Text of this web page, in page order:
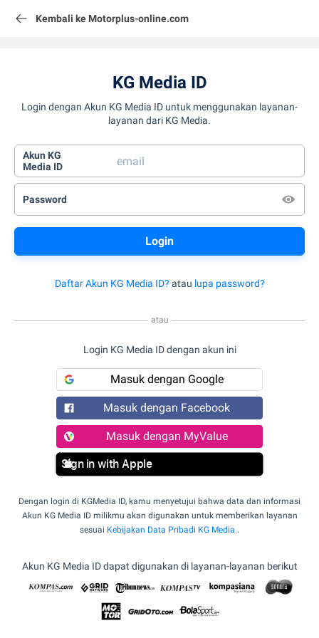
Kembali ke Motorplus-online.com
KG Media ID
Login dengan Akun KG Media ID untuk menggunakan layanan-
layanan dari KG Media.
Akun KG
Media ID
Password
Daftar Akun KG Media ID? atau lupa password?
atau
Login KG Media ID dengan akun ini
Masuk dengan Google
Masuk dengan Facebook
Masuk dengan MyValue
Sign in with Apple
Dengan login di KGMedia ID, kamu menyetujui bahwa data dan informasi
Akun KG Media ID milikmu akan digunakan untuk memberikan layanan
sesuai Kebijakan Data Pribadi KG Media .
Akun KG Media ID dapat digunakan di layanan-layanan berikut